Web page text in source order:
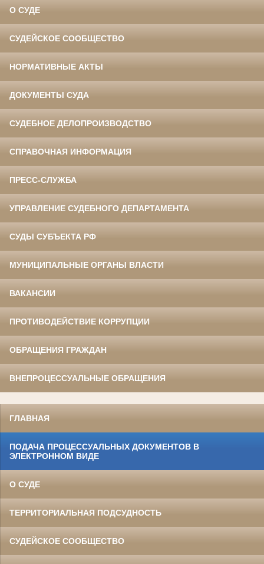
О СУДЕ
СУДЕЙСКОЕ СООБЩЕСТВО
НОРМАТИВНЫЕ АКТЫ
ДОКУМЕНТЫ СУДА
СУДЕБНОЕ ДЕЛОПРОИЗВОДСТВО
СПРАВОЧНАЯ ИНФОРМАЦИЯ
ПРЕСС-СЛУЖБА
УПРАВЛЕНИЕ СУДЕБНОГО ДЕПАРТАМЕНТА
СУДЫ СУБЪЕКТА РФ
МУНИЦИПАЛЬНЫЕ ОРГАНЫ ВЛАСТИ
ВАКАНСИИ
ПРОТИВОДЕЙСТВИЕ КОРРУПЦИИ
ОБРАЩЕНИЯ ГРАЖДАН
ВНЕПРОЦЕССУАЛЬНЫЕ ОБРАЩЕНИЯ
ГЛАВНАЯ
ПОДАЧА ПРОЦЕССУАЛЬНЫХ ДОКУМЕНТОВ В
ЭЛЕКТРОННОМ ВИДЕ
О СУДЕ
ТЕРРИТОРИАЛЬНАЯ ПОДСУДНОСТЬ
СУДЕЙСКОЕ СООБЩЕСТВО